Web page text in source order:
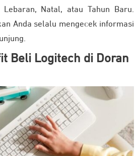
Natal, atau Tahun Baru.
Anda selalu mengecek informasi
Beli Logitech di Doran